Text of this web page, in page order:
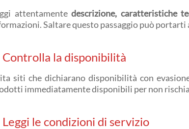
attentamentedescrizione, caratteristiche
Saltare questo passaggio può
Controlla la disponibilità
siti che dichiarano disponibilità con
immediatamente disponibili per non
Leggi le condizioni di servizio